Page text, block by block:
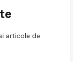
articole de